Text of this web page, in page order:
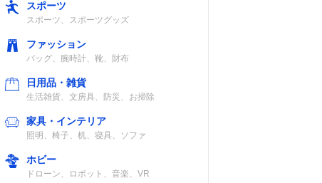
スポーツ
スポーツ、スポーツグッズ
ファッション
バッグ、腕時計、靴、財布
日用品・雑貨
生活雑貨、文房具、防災、お掃除
家具・インテリア
照明、椅子、机、寝具、ソファ
ホビー
ドローン、ロボット、音楽、VR